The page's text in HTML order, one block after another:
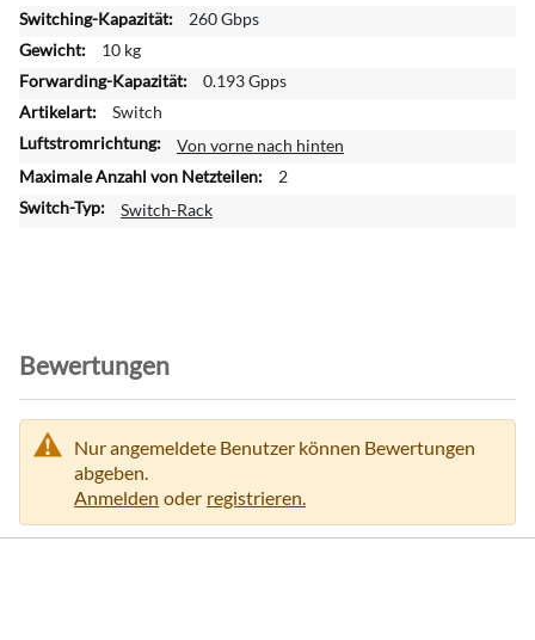
t
i
o
n
e
n
260 Gbps
10 kg
0.193 Gpps
Switch
Von vorne nach hinten
2
Switch-Rack
Bewertungen
Nur angemeldete Benutzer können Bewertungen
abgeben.
Anmelden oder registrieren.